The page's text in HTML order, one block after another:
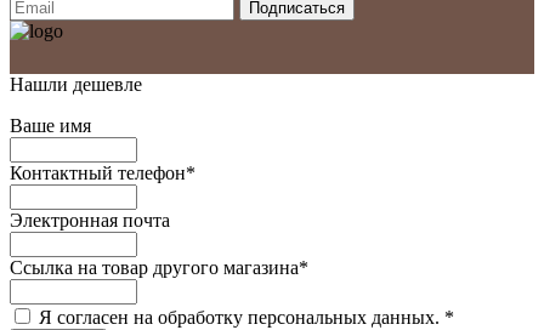
Нашли дешевле
Ваше имя
Контактный телефон*
Электронная почта
Ссылка на товар другого магазина*
Я согласен на обработку персональных данных. *